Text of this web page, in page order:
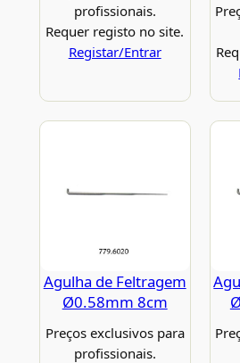
profissionais.
Requer registo no site.
Registar/Entrar
Agulha de Feltragem
Ø0.58mm 8cm
Preços exclusivos para
profissionais.